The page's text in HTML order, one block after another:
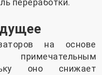
переработки.
на основе
оно снижает